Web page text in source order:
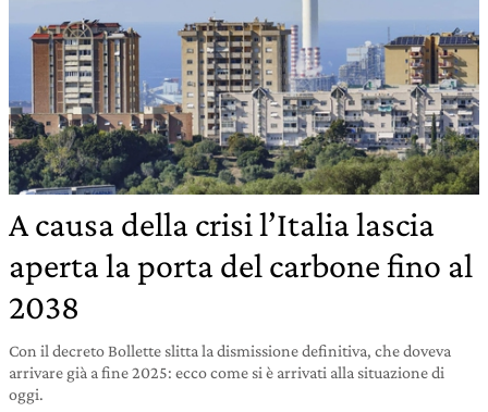
A causa della crisi l’Italia lascia
aperta la porta del carbone fino al
2038
Con il decreto Bollette slitta la dismissione definitiva, che doveva
arrivare già a fine 2025: ecco come si è arrivati alla situazione di
oggi.